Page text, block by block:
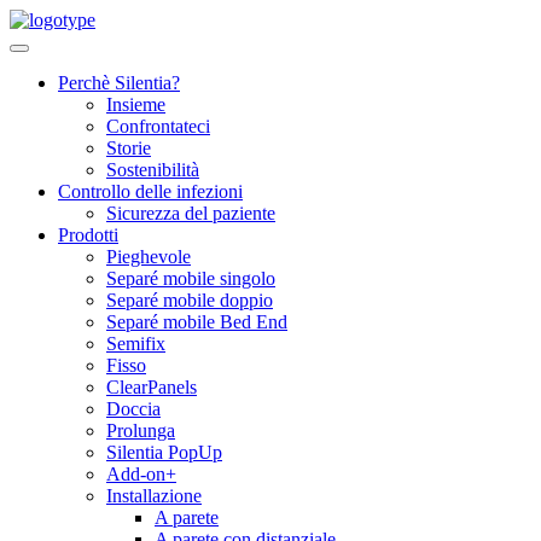
Skip
to
Perchè Silentia?
Insieme
Confrontateci
Storie
Sostenibilità
Controllo delle infezioni
Sicurezza del paziente
Prodotti
Pieghevole
Separé mobile singolo
Separé mobile doppio
Separé mobile Bed End
Semifix
Fisso
ClearPanels
Doccia
Prolunga
Silentia PopUp
Add-on+
Installazione
A parete